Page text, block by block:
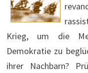
Krieg, um die
Demokratie zu
ihrer Nachbarn?